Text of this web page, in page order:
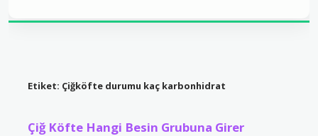
Etiket: Çiğköfte durumu kaç karbonhidrat
Çiğ Köfte Hangi Besin Grubuna Girer